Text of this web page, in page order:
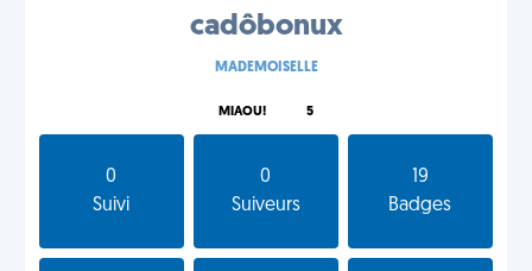
cadôbonux
MADEMOISELLE
MIAOU! 5
0
Suivi
0
Suiveurs
19
Badges